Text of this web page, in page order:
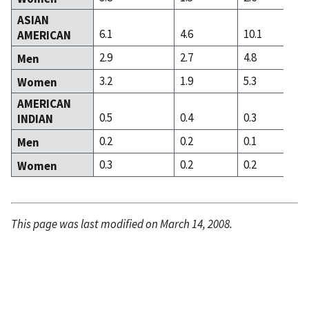
ASIAN
AMERICAN
6.1 4.6
10.1
Men
2.9 2.7
4.8
Women
3.2 1.9
5.3
AMERICAN
INDIAN
0.5 0.4
0.3
Men
0.2 0.2
0.1
Women
0.3 0.2 0.2
This page was last modified on March 14, 2008.